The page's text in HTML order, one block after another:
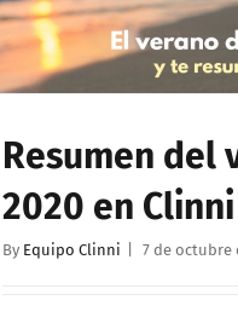
Resumen del
2020 en Clinni
By Equipo Clinni 7 de octubre